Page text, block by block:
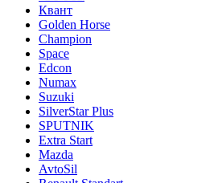
Квант
Golden Horse
Champion
Space
Edcon
Numax
Suzuki
SilverStar Plus
SPUTNIK
Extra Start
Mazda
AvtoSil